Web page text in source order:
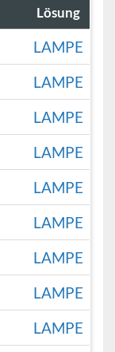
Lösung
LAMPE
LAMPE
LAMPE
LAMPE
LAMPE
LAMPE
LAMPE
LAMPE
LAMPE